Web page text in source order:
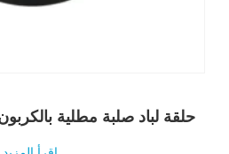
حلقة لباد صلبة مطلية